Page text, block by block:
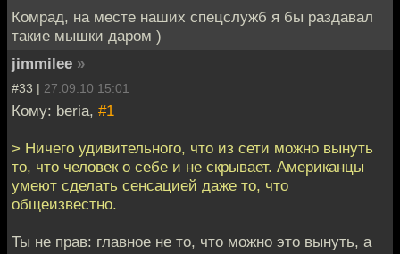
Комрад, на месте наших спецслужб я бы раздавал
такие мышки даром )
jimmilee »
#33 | 27.09.10 15:01
Кому: beria, #1
> Ничего удивительного, что из сети можно вынуть
то, что человек о себе и не скрывает. Американцы
умеют сделать сенсацией даже то, что
общеизвестно.
Ты не прав: главное не то, что можно это вынуть, а